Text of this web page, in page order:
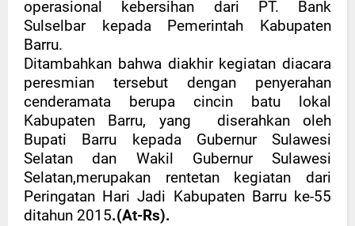
operasional kebersihan dari PT. Bank
Sulselbar kepada Pemerintah Kabupaten
Barru.
Ditambahkan bahwa diakhir kegiatan diacara
peresmian tersebut dengan penyerahan
cenderamata berupa cincin batu lokal
Kabupaten Barru, yang diserahkan oleh
Bupati Barru kepada Gubernur Sulawesi
Selatan dan Wakil Gubernur Sulawesi
Selatan,merupakan rentetan kegiatan dari
Peringatan Hari Jadi Kabupaten Barru ke-55
ditahun 2015.(At-Rs).